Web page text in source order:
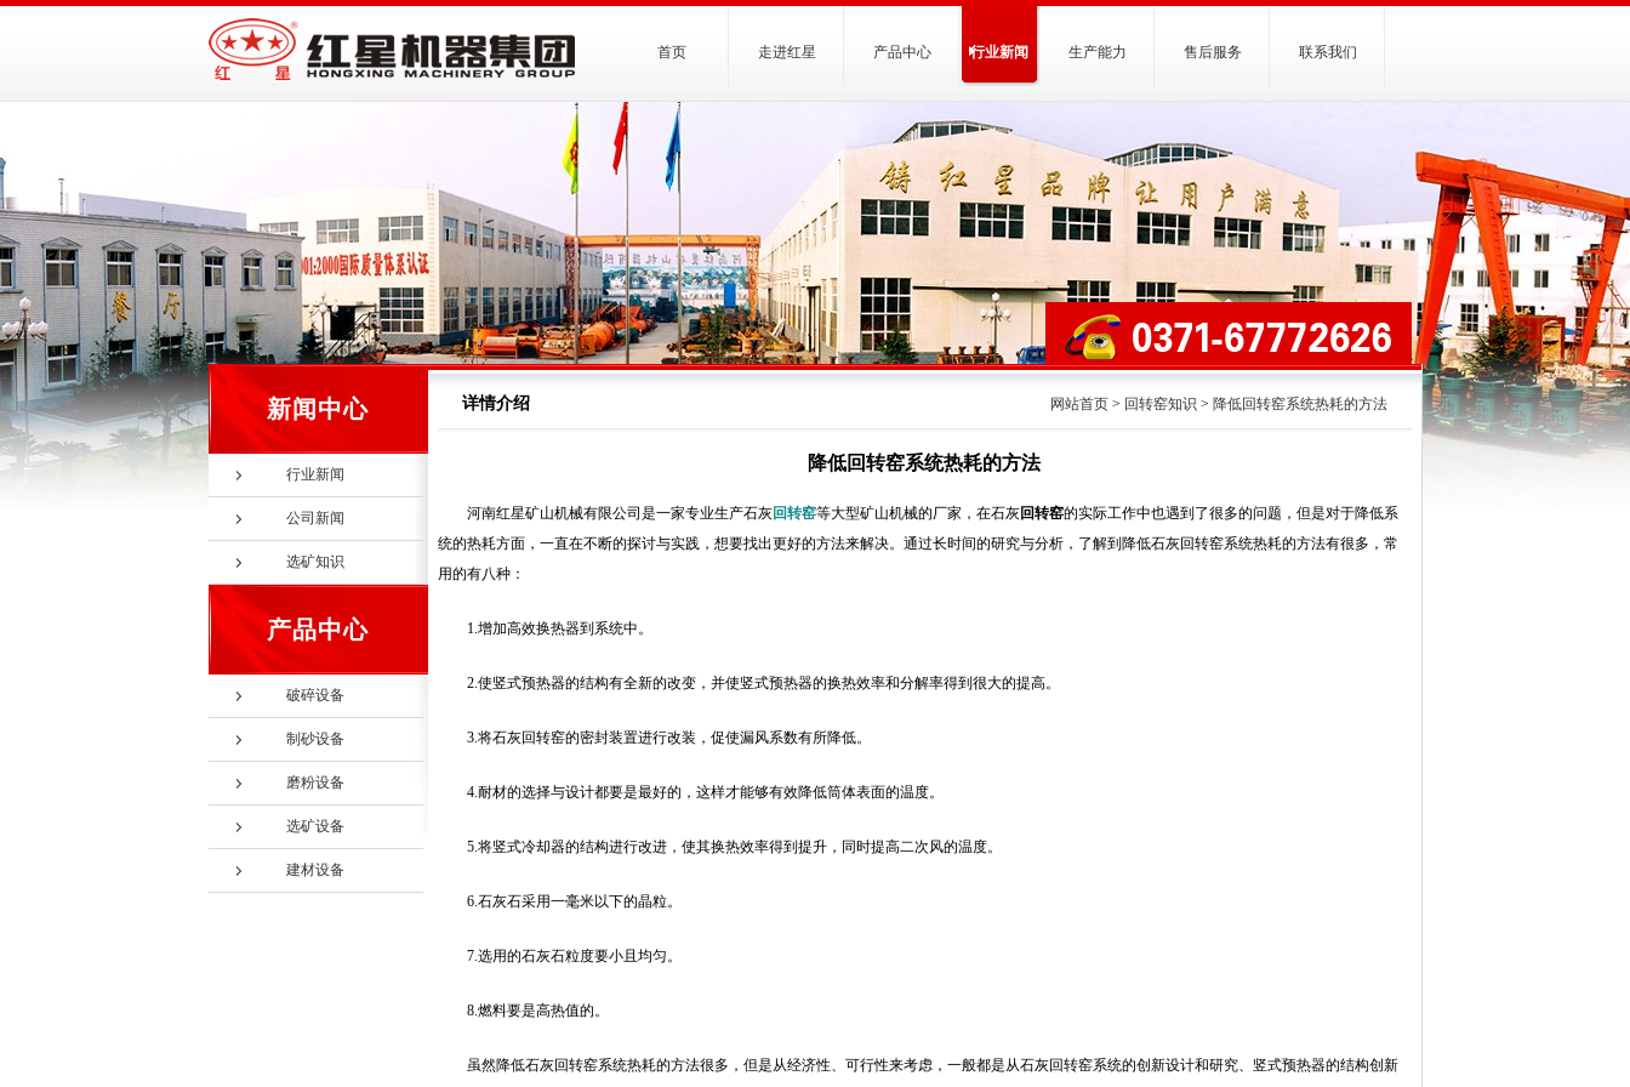
首页 走进红星 产品中心 行业新闻 生产能力 售后服务 联系我们
新闻中心
行业新闻
公司新闻
选矿知识
产品中心
破碎设备
制砂设备
磨粉设备
选矿设备
建材设备
详情介绍 网站首页> 回转窑知识 > 降低回转窑系统热耗的方法
降低回转窑系统热耗的方法
河南红星矿山机械有限公司是一家专业生产石灰回转窑等大型矿山机械的厂家，在石灰回转窑的实际工作中也遇到了很多的问题，但是对于降低系
统的热耗方面，一直在不断的探讨与实践，想要找出更好的方法来解决。通过长时间的研究与分析，了解到降低石灰回转窑系统热耗的方法有很多，常
用的有八种：
1.增加高效换热器到系统中。
2.使竖式预热器的结构有全新的改变，并使竖式预热器的换热效率和分解率得到很大的提高。
3.将石灰回转窑的密封装置进行改装，促使漏风系数有所降低。
4.耐材的选择与设计都要是最好的，这样才能够有效降低筒体表面的温度。
5.将竖式冷却器的结构进行改进，使其换热效率得到提升，同时提高二次风的温度。
6.石灰石采用一毫米以下的晶粒。
7.选用的石灰石粒度要小且均匀。
8.燃料要是高热值的。
虽然降低石灰回转窑系统热耗的方法很多，但是从经济性、可行性来考虑，一般都是从石灰回转窑系统的创新设计和研究、竖式预热器的结构创新